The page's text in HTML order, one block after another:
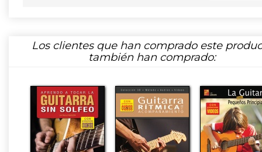
Los clientes que han comprado este
también han comprado: